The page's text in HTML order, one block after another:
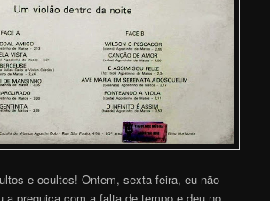
e ocultos! Ontem, sexta feira, eu não
a preguiça com a falta de tempo e deu no